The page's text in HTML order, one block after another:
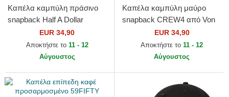
Καπέλα καμπύλη πράσινο
snapback Half A Dollar
HALFB Hip Hop Dogz από
Capslab
EUR 34,90
Αποκτήστε το 11 - 12
Αύγουστος
Καπέλα καμπύλη μαύρο
snapback CREW4 από Von
EUR 34,90
Αποκτήστε το 11 - 12
Αύγουστος